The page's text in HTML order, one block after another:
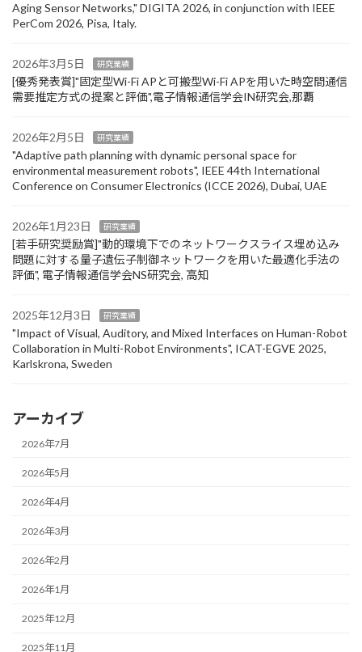
Aging Sensor Networks," DIGITA 2026, in conjunction with IEEE
PerCom 2026, Pisa, Italy.
2026年3月5日 研究業績
[優秀発表賞]"固定型Wi-Fi APと可搬型Wi-Fi APを用いた時空間通信
需要推定方式の提案と評価",電子情報通信学会IN研究会,那覇
2026年2月5日 研究業績
"Adaptive path planning with dynamic personal space for
environmental measurement robots", IEEE 44th International
Conference on Consumer Electronics (ICCE 2026), Dubai, UAE
2026年1月23日 研究業績
[若手研究奨励賞]"動的環境下でのネットワークスライス埋め込み
問題に対する量子遺伝子制御ネットワークを用いた最適化手法の
評価", 電子情報通信学会NS研究会, 高知
2025年12月3日 研究業績
"Impact of Visual, Auditory, and Mixed Interfaces on Human-Robot
Collaboration in Multi-Robot Environments", ICAT-EGVE 2025,
Karlskrona, Sweden
アーカイブ
2026年7月
2026年5月
2026年4月
2026年3月
2026年2月
2026年1月
2025年12月
2025年11月